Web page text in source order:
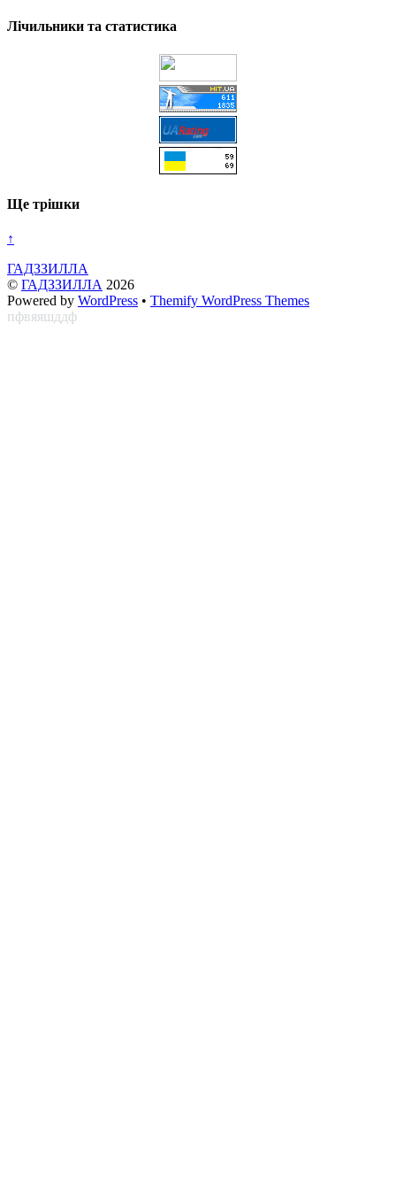
Лічильники та статистика
Ще трішки
↑
ГАДЗЗИЛЛА
© ГАДЗЗИЛЛА 2026
Powered by WordPress • Themify WordPress Themes
пфвяяшддф